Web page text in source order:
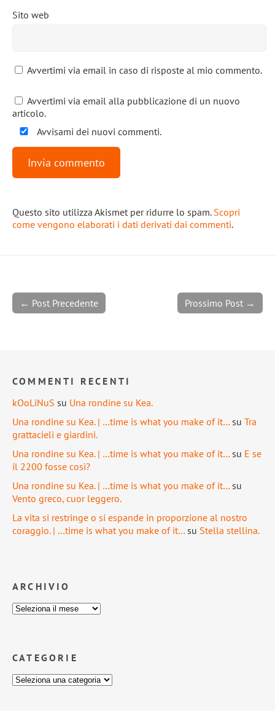
Sito web
Avvertimi via email in caso di risposte al mio commento.
Avvertimi via email alla pubblicazione di un nuovo
articolo.
Avvisami dei nuovi commenti.
Questo sito utilizza Akismet per ridurre lo spam. Scopri
come vengono elaborati i dati derivati dai commenti.
Prossimo Post →
← Post Precedente
COMMENTI RECENTI
kOoLiNuS su Una rondine su Kea.
Una rondine su Kea. | …time is what you make of it… su Tra
grattacieli e giardini.
Una rondine su Kea. | …time is what you make of it… su E se
il 2200 fosse così?
Una rondine su Kea. | …time is what you make of it… su
Vento greco, cuor leggero.
La vita si restringe o si espande in proporzione al nostro
coraggio. | …time is what you make of it… su Stella stellina.
ARCHIVIO
CATEGORIE